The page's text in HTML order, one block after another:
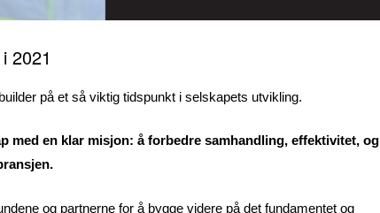
2021
på et så viktig tidspunkt i selskapets utvikling.
med en klar misjon: å forbedre samhandling, effektivitet, og
og partnerne for å bygge videre på det fundamentet og